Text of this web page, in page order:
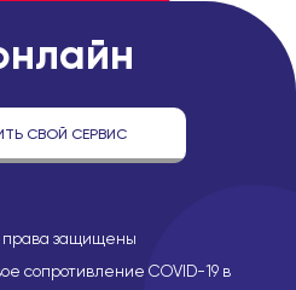
СВОЙ СЕРВИС
защищены
сопротивление COVID-19 в